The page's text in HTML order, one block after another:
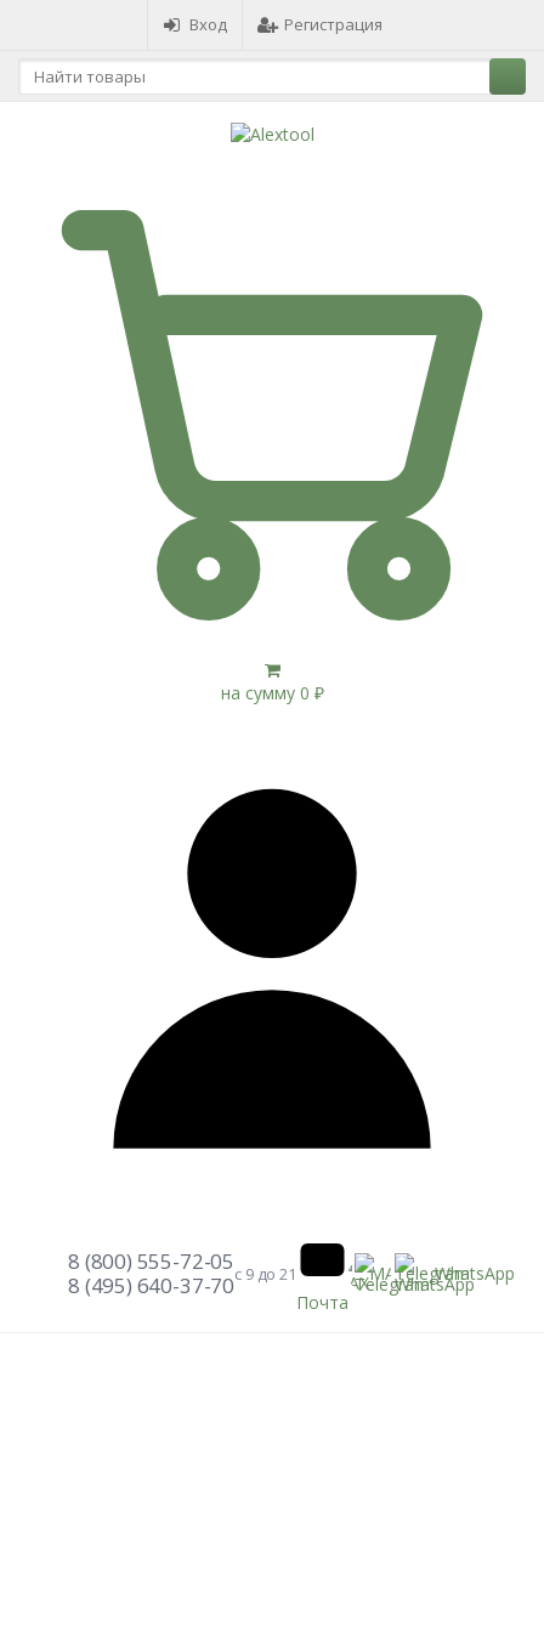
Вход Регистрация
на сумму 0 ₽
8 (800) 555-72-05
8 (495) 640-37-70с 9 до 21
Почта
MAXTelegramWhatsApp